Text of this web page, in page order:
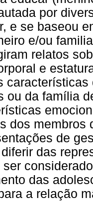
por
e se baseou
e/ou
relatos
e
ou da família
dos membros
de
das
das
a relação